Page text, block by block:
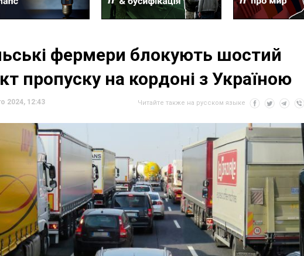
фермери блокують шостий
пропуску на кордоні з Україною
2024, 12:43 Читайте также на русском языке